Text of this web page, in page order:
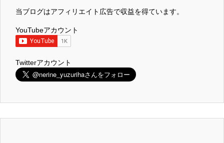
当ブログはアフィリエイト広告で収益を得ています。
YouTubeアカウント
Twitterアカウント